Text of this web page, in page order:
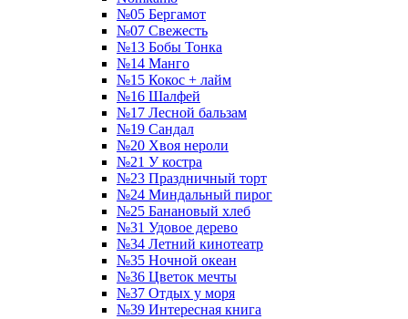
№05 Бергамот
№07 Свежесть
№13 Бобы Тонка
№14 Манго
№15 Кокос + лайм
№16 Шалфей
№17 Лесной бальзам
№19 Сандал
№20 Хвоя нероли
№21 У костра
№23 Праздничный торт
№24 Миндальный пирог
№25 Банановый хлеб
№31 Удовое дерево
№34 Летний кинотеатр
№35 Ночной океан
№36 Цветок мечты
№37 Отдых у моря
№39 Интересная книга